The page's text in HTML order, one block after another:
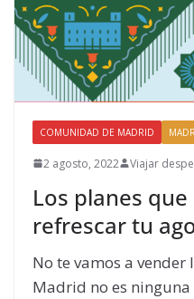
COMUNIDAD DE MADRID
2 agosto, 2022 Viajar
Los planes
refrescar tu
No te vamos a vender
Madrid no es